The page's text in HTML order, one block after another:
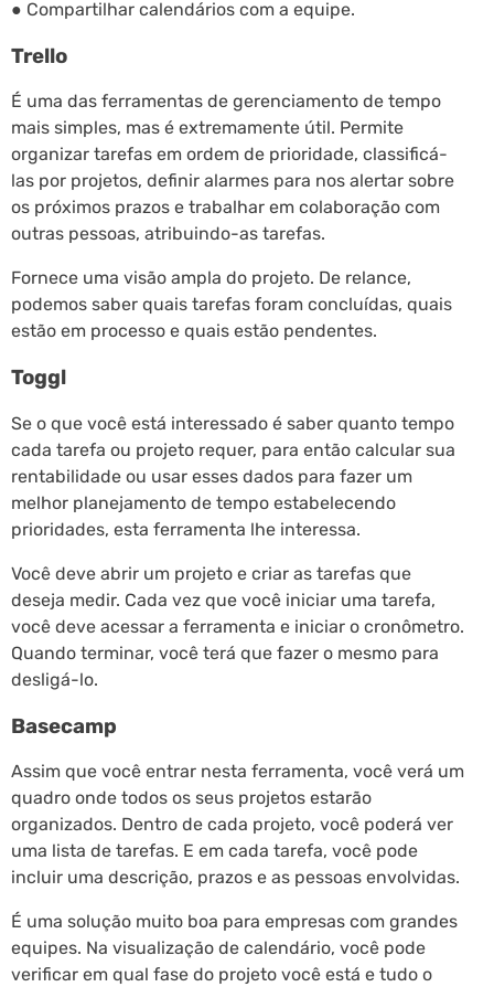
● Compartilhar calendários com a equipe.
Trello
É uma das ferramentas de gerenciamento de tempo
mais simples, mas é extremamente útil. Permite
organizar tarefas em ordem de prioridade, classificá-
las por projetos, definir alarmes para nos alertar sobre
os próximos prazos e trabalhar em colaboração com
outras pessoas, atribuindo-as tarefas.
Fornece uma visão ampla do projeto. De relance,
podemos saber quais tarefas foram concluídas, quais
estão em processo e quais estão pendentes.
Toggl
Se o que você está interessado é saber quanto tempo
cada tarefa ou projeto requer, para então calcular sua
rentabilidade ou usar esses dados para fazer um
melhor planejamento de tempo estabelecendo
prioridades, esta ferramenta lhe interessa.
Você deve abrir um projeto e criar as tarefas que
deseja medir. Cada vez que você iniciar uma tarefa,
você deve acessar a ferramenta e iniciar o cronômetro.
Quando terminar, você terá que fazer o mesmo para
desligá-lo.
Basecamp
Assim que você entrar nesta ferramenta, você verá um
quadro onde todos os seus projetos estarão
organizados. Dentro de cada projeto, você poderá ver
uma lista de tarefas. E em cada tarefa, você pode
incluir uma descrição, prazos e as pessoas envolvidas.
É uma solução muito boa para empresas com grandes
equipes. Na visualização de calendário, você pode
verificar em qual fase do projeto você está e tudo o